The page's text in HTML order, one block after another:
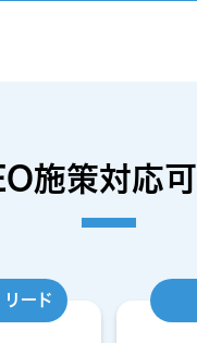
施策対応
リード